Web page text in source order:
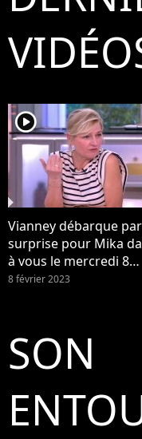
player2
Vianney débarque par
surprise pour Mika
à vous le mercredi 8
février 2023 sur France
8 février 2023
SON